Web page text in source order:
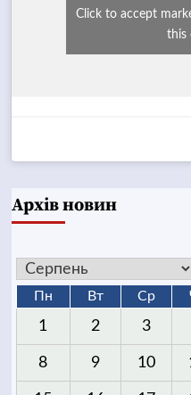
Click to accept
this
Архів новин
Пн Вт Ср
1 2 3
8 9 10